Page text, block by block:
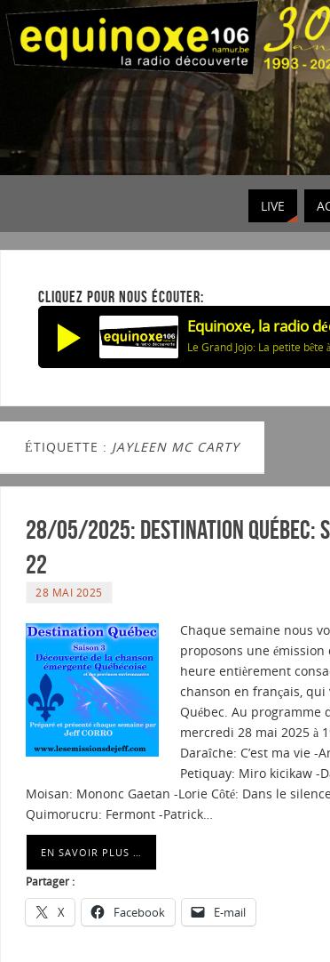
LIVE
CLIQUEZ POUR NOUS ÉCOUTER:
Equinoxe, la radio
Le Grand Jojo: La petite bête
ÉTIQUETTE : JAYLEEN MC CARTY
28/05/2025: Destination Québec:
22
28 MAI 2025
Chaque semaine nous
proposons une émission
heure entièrement
chanson en français, qui
Québec. Au programme
mercredi 28 mai 2025 à
Daraîche: C’est ma vie -
Petiquay: Miro kicikaw -
Moisan: Mononc Gaetan -Lorie Côté: Dans le
Quimorucru: Fermont -Patrick…
EN SAVOIR PLUS …
Partager :
X Facebook E-mail